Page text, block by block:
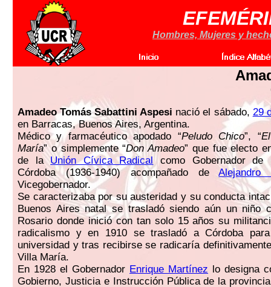
Hombres, Mujeres y
Amadeo Tomás Sabattini Aspesi nació el sábado, 29
en Barracas, Buenos Aires, Argentina.
Médico y farmacéutico apodado “Peludo Chico”, “
María” o simplemente “Don Amadeo” que fue electo
de laUnión Cívica Radical como Gobernador de
Córdoba (1936-1940) acompañado deAlejandro
Vicegobernador.
Se caracterizaba por su austeridad y su conducta
Buenos Aires natal se trasladó siendo aún un niño
Rosario donde inició con tan solo 15 años su
radicalismo y en 1910 se trasladó a Córdoba
universidad y tras recibirse se radicaría
Villa María.
En 1928 el Gobernador Enrique Martínez lo designa
Gobierno, Justicia e Instrucción Pública de la